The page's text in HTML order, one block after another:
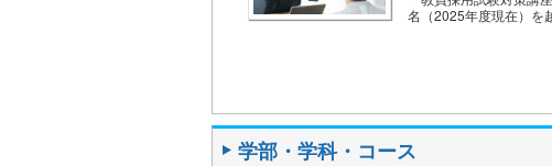
名（2025年度現在）を
学部・学科・コース